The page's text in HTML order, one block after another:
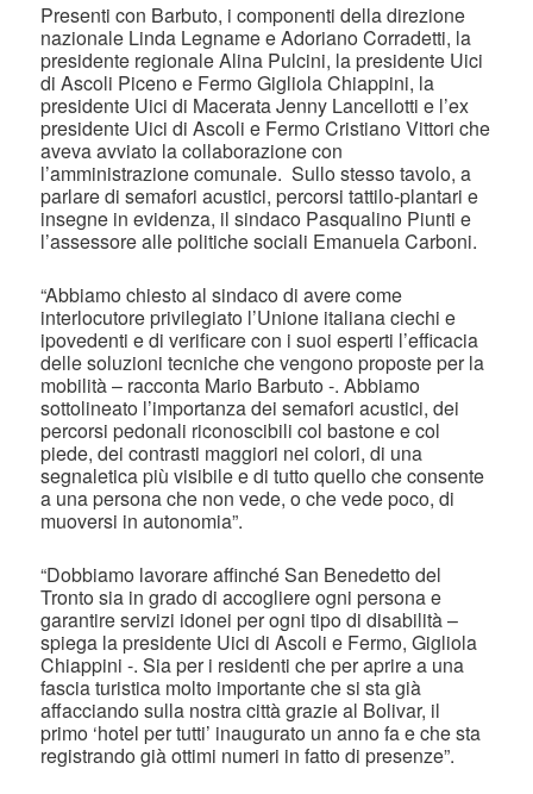
Presenti con Barbuto, i componenti della direzione
nazionale Linda Legname e Adoriano Corradetti, la
presidente regionale Alina Pulcini, la presidente Uici
di Ascoli Piceno e Fermo Gigliola Chiappini, la
presidente Uici di Macerata Jenny Lancellotti e l’ex
presidente Uici di Ascoli e Fermo Cristiano Vittori che
aveva avviato la collaborazione con
l’amministrazione comunale. Sullo stesso tavolo, a
parlare di semafori acustici, percorsi tattilo-plantari e
insegne in evidenza, il sindaco Pasqualino Piunti e
l’assessore alle politiche sociali Emanuela Carboni.
“Abbiamo chiesto al sindaco di avere come
interlocutore privilegiato l’Unione italiana ciechi e
ipovedenti e di verificare con i suoi esperti l’efficacia
delle soluzioni tecniche che vengono proposte per la
mobilità – racconta Mario Barbuto -. Abbiamo
sottolineato l’importanza dei semafori acustici, dei
percorsi pedonali riconoscibili col bastone e col
piede, dei contrasti maggiori nei colori, di una
segnaletica più visibile e di tutto quello che consente
a una persona che non vede, o che vede poco, di
muoversi in autonomia”.
“Dobbiamo lavorare affinché San Benedetto del
Tronto sia in grado di accogliere ogni persona e
garantire servizi idonei per ogni tipo di disabilità –
spiega la presidente Uici di Ascoli e Fermo, Gigliola
Chiappini -. Sia per i residenti che per aprire a una
fascia turistica molto importante che si sta già
affacciando sulla nostra città grazie al Bolivar, il
primo ‘hotel per tutti’ inaugurato un anno fa e che sta
registrando già ottimi numeri in fatto di presenze”.